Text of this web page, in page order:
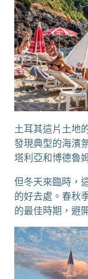
土耳其這片土地
發現典型的海濱
塔利亞和博德魯
但冬天來臨時，
的好去處。春秋
的最佳時期，避